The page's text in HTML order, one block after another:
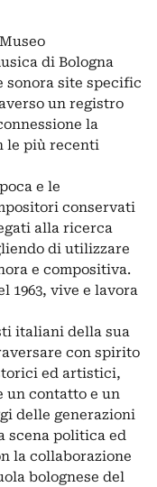
di Bologna
sonora site specific
un registro
la
le più recenti
e le
conservati
alla ricerca
di utilizzare
e compositiva.
1963, vive e lavora
italiani della sua
con spirito
ed artistici,
un contatto e un
delle generazioni
scena politica ed
la collaborazione
bolognese del